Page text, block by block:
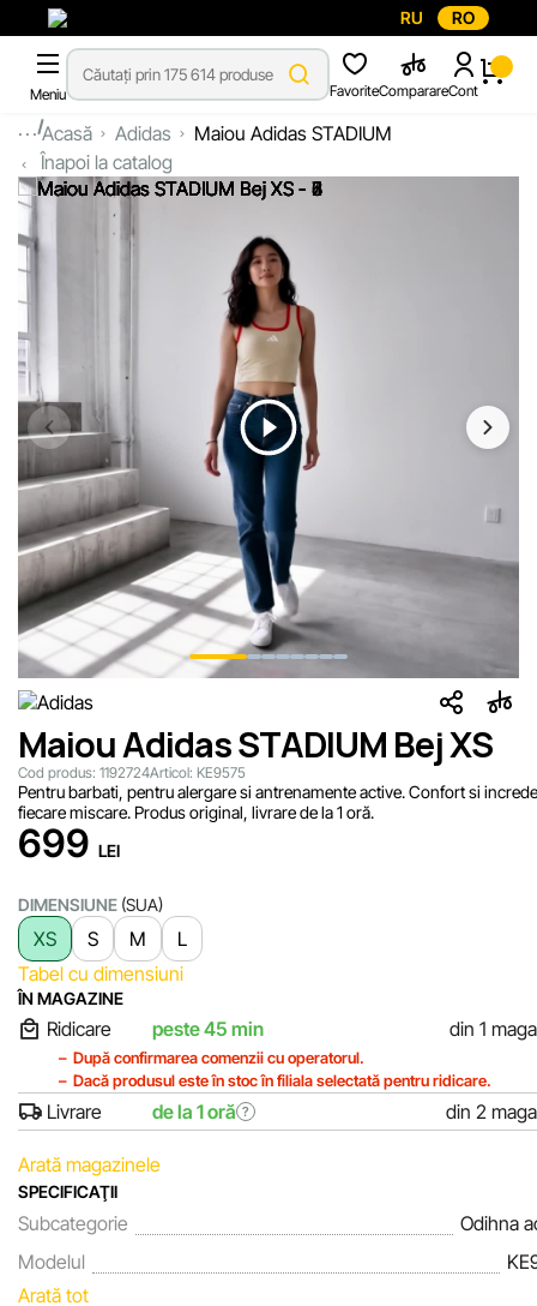
RU RO
Meniu FavoriteComparareCont
...Acasă Adidas
Maiou Adidas STADIUM
Înapoi la catalog
Maiou Adidas STADIUM Bej XS
Cod produs: 1192724Articol: KE9575
Pentru barbati, pentru alergare si antrenamente active. Confort si
fiecare miscare. Produs original, livrare de la 1 oră.
699 LEI
DIMENSIUNE (SUA)
XS S M
L
Tabel cu dimensiuni
ÎN MAGAZINE
Ridicare peste 45 min din 1
După confirmarea comenzii cu operatorul.
Dacă produsul este în stoc în filiala selectată pentru ridicare.
Livrare de la 1 oră ? din 2
Arată magazinele
SPECIFICAŢII
Subcategorie
Odihna
Modelul
Arată tot